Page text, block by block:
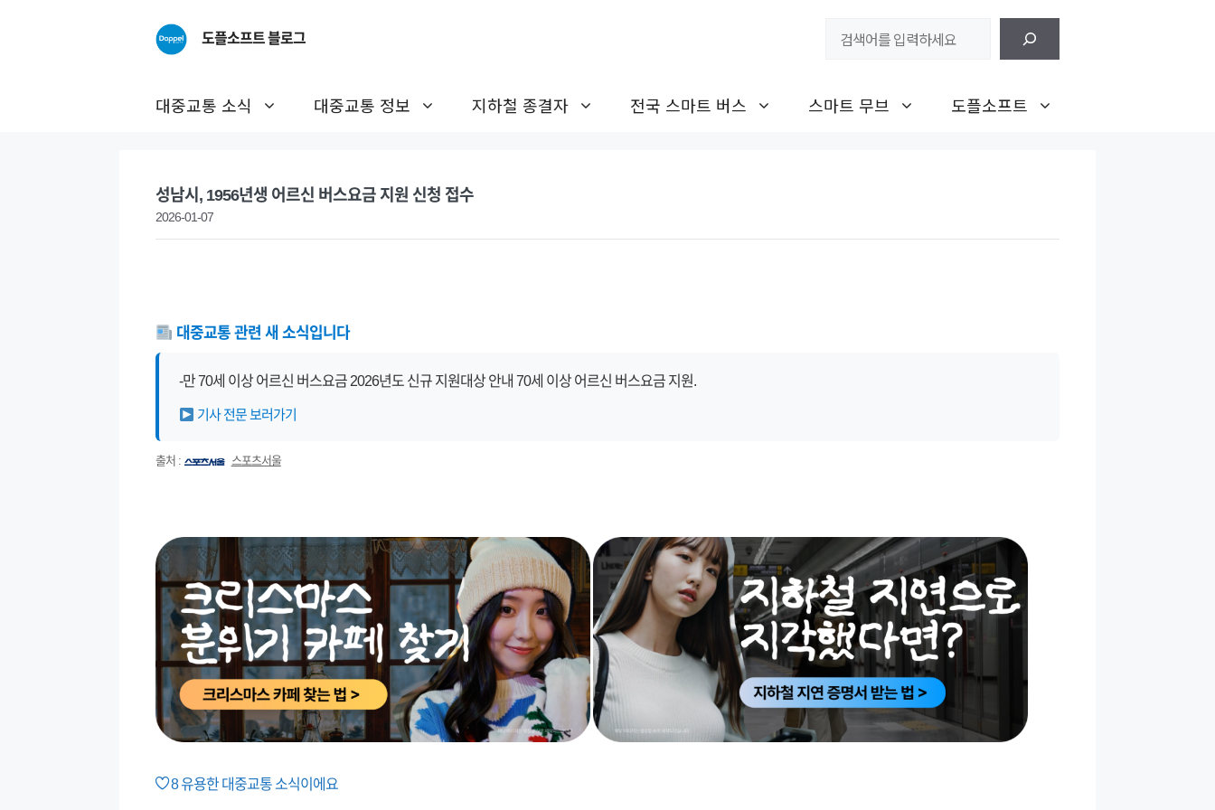
도플소프트 블로그
대중교통 소식 대중교통 정보 지하철 종결자 전국 스마트 버스 스마트 무브 도플소프트
성남시, 1956년생 어르신 버스요금 지원 신청 접수
2026-01-07
대중교통 관련 새 소식입니다
-만 70세 이상 어르신 버스요금 2026년도 신규 지원대상 안내 70세 이상 어르신 버스요금 지원.
기사 전문 보러가기
출처 : 스포츠서울
8유용한 대중교통 소식이에요